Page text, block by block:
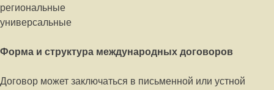
региональные
универсальные
Форма и структура международных договоров
Договор может заключаться в письменной или устной